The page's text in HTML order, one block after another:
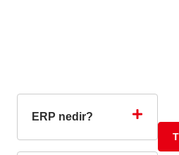
ERP nedir?